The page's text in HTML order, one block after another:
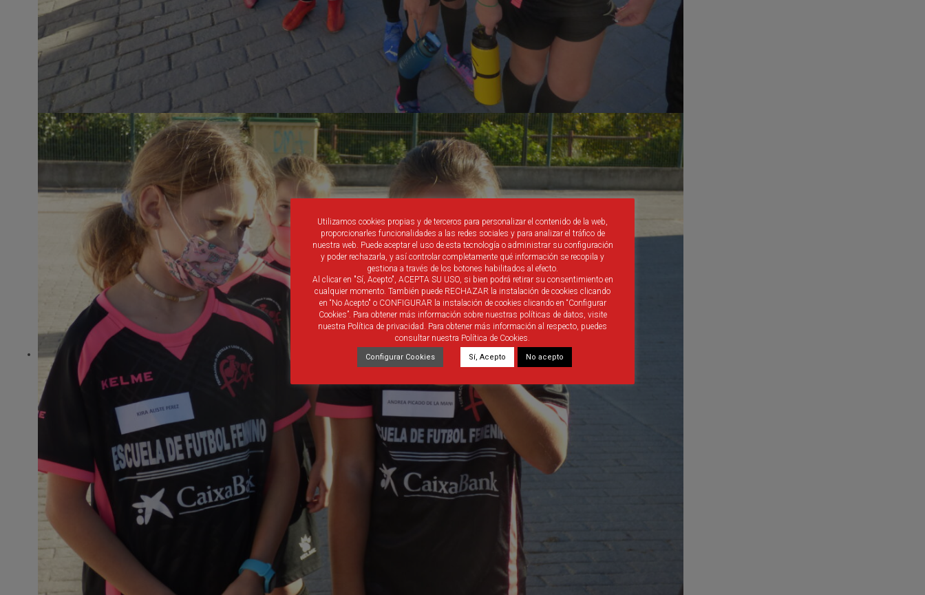
Utilizamos cookies propias y de terceros para personalizar el contenido de la web,
proporcionarles funcionalidades a las redes sociales y para analizar el tráfico de
nuestra web. Puede aceptar el uso de esta tecnología o administrar su configuración
y poder rechazarla, y así controlar completamente qué información se recopila y
gestiona a través de los botones habilitados al efecto.
Al clicar en "Sí, Acepto", ACEPTA SU USO, si bien podrá retirar su consentimiento en
cualquier momento. También puede RECHAZAR la instalación de cookies clicando
en “No Acepto" o CONFIGURAR la instalación de cookies clicando en “Configurar
Cookies”. Para obtener más información sobre nuestras políticas de datos, visite
nuestra Política de privacidad. Para obtener más información al respecto, puedes
consultar nuestra Política de Cookies.
Configurar Cookies Sí, Acepto No acepto